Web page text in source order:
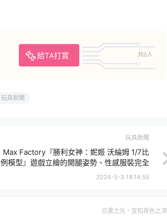
給TA打賞 共0人
玩具新聞
玩具新聞
Max Factory『勝利女神：妮姬 沃綸姆 1/7比
例模型』遊戲立繪的開腿姿勢、性感服裝完全
立體化！
2024-5-3 18:14:55
白晝之光，豈知夜色之深